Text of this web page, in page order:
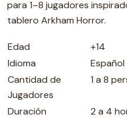
para 1–8 jugadores
tablero Arkham Horror.
Edad
+14
Idioma
Español
Cantidad de
Jugadores
1 a 8
Duración
2 a 4